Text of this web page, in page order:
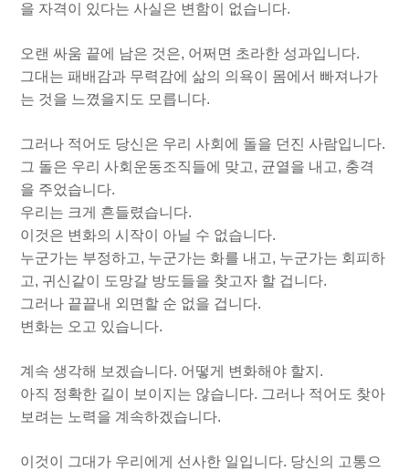
을 자격이 있다는 사실은 변함이 없습니다.
오랜 싸움 끝에 남은 것은, 어쩌면 초라한 성과입니다.
그대는 패배감과 무력감에 삶의 의욕이 몸에서 빠져나가
는 것을 느꼈을지도 모릅니다.
그러나 적어도 당신은 우리 사회에 돌을 던진 사람입니다.
그 돌은 우리 사회운동조직들에 맞고, 균열을 내고, 충격
을 주었습니다.
우리는 크게 흔들렸습니다.
이것은 변화의 시작이 아닐 수 없습니다.
누군가는 부정하고, 누군가는 화를 내고, 누군가는 회피하
고, 귀신같이 도망갈 방도들을 찾고자 할 겁니다.
그러나 끝끝내 외면할 순 없을 겁니다.
변화는 오고 있습니다.
계속 생각해 보겠습니다. 어떻게 변화해야 할지.
아직 정확한 길이 보이지는 않습니다. 그러나 적어도 찾아
보려는 노력을 계속하겠습니다.
이것이 그대가 우리에게 선사한 일입니다. 당신의 고통으